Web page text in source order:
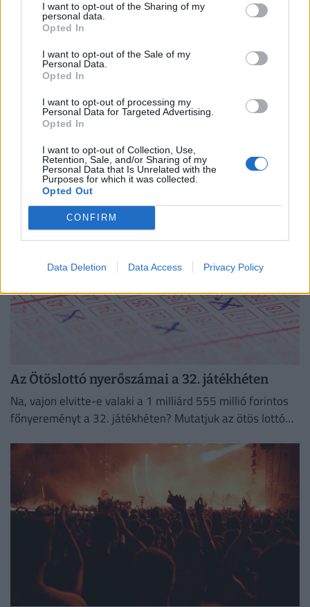
I want to opt-out of the Sharing of my
personal data.
Opted In
I want to opt-out of the Sale of my
Personal Data.
Opted In
I want to opt-out of processing my
Personal Data for Targeted Advertising.
Opted In
I want to opt-out of Collection, Use,
Retention, Sale, and/or Sharing of my
Personal Data that Is Unrelated with the
Purposes for which it was collected.
Opted Out
CONFIRM
Data Deletion Data Access Privacy Policy
Ennyit kaszáltak Sebestyén Balázsék a 65 ezres
A belépőkből a legóvatosabb számítás szerint is több,
mint másfél milliárd forint folyhatott be.
Az Ötöslottó nyerőszámai a 32. játékhéten
Na, vajon elvitte-e valaki a 1 milliárd 555 millió forintos
főnyereményt a 32. játékhéten? Mutatjuk az ötös lottó